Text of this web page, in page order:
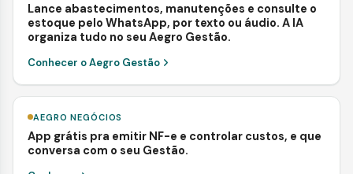
Lance abastecimentos, manutenções e consulte o
estoque pelo WhatsApp, por texto ou áudio. A IA
organiza tudo no seu Aegro Gestão.
Conhecer o Aegro Gestão
AEGRO NEGÓCIOS
App grátis pra emitir NF-e e controlar custos, e que
conversa com o seu Gestão.